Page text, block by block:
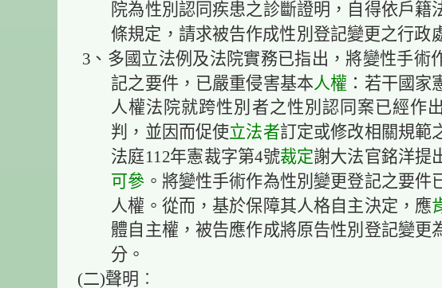
院為性別認同疾患之診斷證明，自得依戶籍
條規定，請求被告作成性別登記變更之行政
3、多國立法例及法院實務已指出，將變性手術
記之要件，已嚴重侵害基本人權 ：若干國家
人權法院就跨性別者之性別認同案已經作
判，並因而促使立法者訂定或修改相關規範
法庭112年憲裁字第4號裁定謝大法官銘洋提
可參 。將變性手術作為性別變更登記之要件
人權。從而，基於保障其人格自主決定，應
體自主權，被告應作成將原告性別登記變更
分。
(二)聲明︰